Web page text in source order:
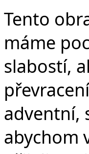
Tento
máme
slabostí,
adventní,
abychom